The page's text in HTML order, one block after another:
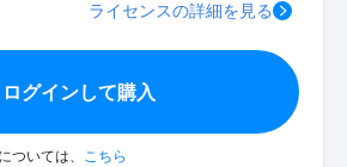
ライセンスの詳細を見る
ログインして購入
ついては、 こちら